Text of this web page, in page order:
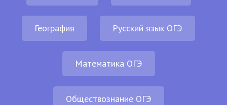
География Русский язык ОГЭ
Математика ОГЭ
Обществознание ОГЭ